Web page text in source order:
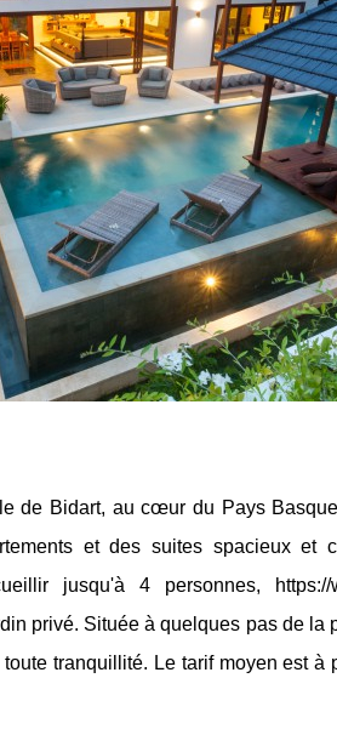
de Bidart, au cœur du Pays
et des suites spacieux et
jusqu'à 4 personnes, https://
privé. Située à quelques pas de la
tranquillité. Le tarif moyen est à